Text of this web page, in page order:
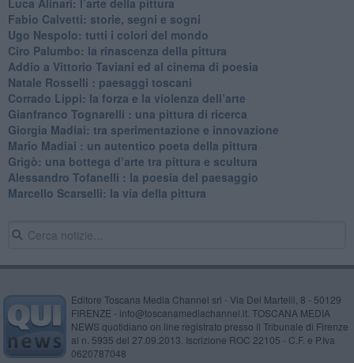
​Fabio Calvetti: storie, segni e sogni
Ugo Nespolo: tutti i colori del mondo
​Ciro Palumbo: la rinascenza della pittura
​Addio a Vittorio Taviani ed al cinema di poesia
​Natale Rosselli : paesaggi toscani
​Corrado Lippi: la forza e la violenza dell’arte
Gianfranco Tognarelli : una pittura di ricerca
Giorgia Madiai: tra sperimentazione e innovazione
Mario Madiai : un autentico poeta della pittura
Grigò: una bottega d’arte tra pittura e scultura
Alessandro Tofanelli : la poesia del paesaggio
​Marcello Scarselli: la via della pittura
Editore Toscana Media Channel srl - Via Dei Martelli, 8 - 50129
FIRENZE - info@toscanamediachannel.it. TOSCANA MEDIA
NEWS quotidiano on line registrato presso il Tribunale di Firenze
al n. 5935 del 27.09.2013. Iscrizione ROC 22105 - C.F. e P.Iva
0620787048